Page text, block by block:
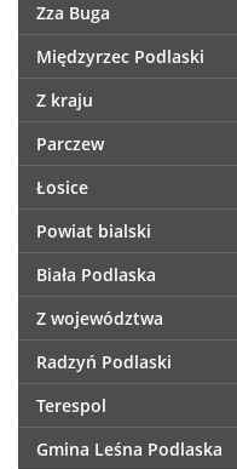
Zza Buga
Międzyrzec Podlaski
Z kraju
Parczew
Łosice
Powiat bialski
Biała Podlaska
Z województwa
Radzyń Podlaski
Terespol
Gmina Leśna Podlaska